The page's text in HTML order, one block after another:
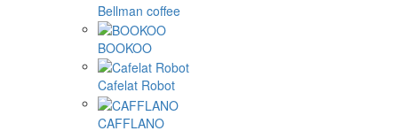
Bellman coffee
BOOKOO
Cafelat Robot
CAFFLANO